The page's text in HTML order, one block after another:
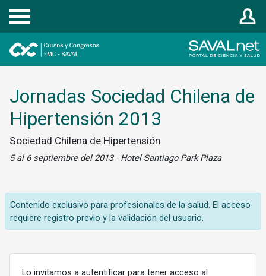
Registrarse
Jornadas Sociedad Chilena de
Hipertensión 2013
Sociedad Chilena de Hipertensión
5 al 6 septiembre del 2013 - Hotel Santiago Park Plaza
Contenido exclusivo para profesionales de la salud. El acceso
requiere registro previo y la validación del usuario.
Lo invitamos a autentificar para tener acceso al